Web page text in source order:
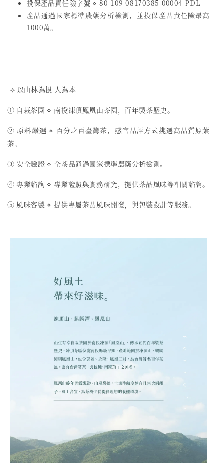
投保產品責任險字號 ⋄80-109-08170385-00004-PDL
產品通過國家標準農藥分析檢測，並投保產品責任險最高
1000萬。
⟢ 以山林為根 人為本
① 自栽茶園 ⋄ 南投凍頂鳳凰山茶園，百年製茶歷史。
② 原料嚴選 ⋄ 百分之百臺灣茶，感官品評方式挑選高品質原葉
茶。
③ 安全驗證 ⋄ 全茶品通過國家標準農藥分析檢測。
④ 專業諮詢 ⋄ 專業證照與實務研究，提供茶品風味等相關諮詢。
⑤ 風味客製 ⋄ 提供專屬茶品風味開發，與包裝設計等服務。